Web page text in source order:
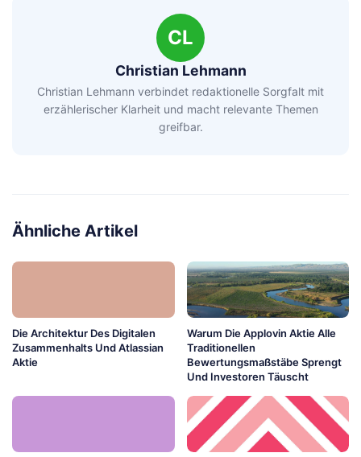
CL
Christian Lehmann
Christian Lehmann verbindet redaktionelle Sorgfalt mit
erzählerischer Klarheit und macht relevante Themen
greifbar.
Ähnliche Artikel
Die Architektur Des Digitalen
Zusammenhalts Und Atlassian
Aktie
Warum Die Applovin Aktie Alle
Traditionellen
Bewertungsmaßstäbe Sprengt
Und Investoren Täuscht